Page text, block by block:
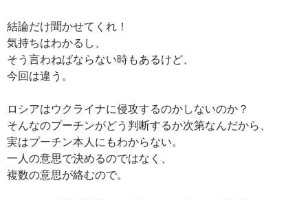
結論だけ聞かせてくれ！
気持ちはわかるし、
そう言わねばならない時もあるけど、
今回は違う。
ロシアはウクライナに侵攻するのかしないのか？
そんなのプーチンがどう判断するか次第なんだから、
実はプーチン本人にもわからない。
一人の意思で決めるのではなく、
複数の意思が絡むので。